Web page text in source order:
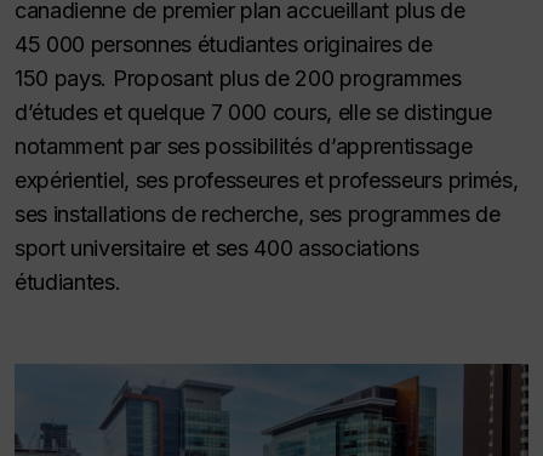
canadienne de premier plan accueillant plus de
45 000 personnes étudiantes originaires de
150 pays. Proposant plus de 200 programmes
d’études et quelque 7 000 cours, elle se distingue
notamment par ses possibilités d’apprentissage
expérientiel, ses professeures et professeurs primés,
ses installations de recherche, ses programmes de
sport universitaire et ses 400 associations
étudiantes.